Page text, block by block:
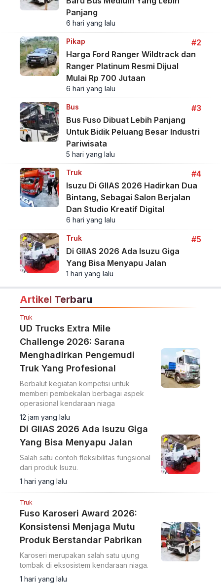
Panjang
6 hari yang lalu
Pikap
#2
Harga Ford Ranger Wildtrack dan
Ranger Platinum Resmi Dijual
Mulai Rp 700 Jutaan
6 hari yang lalu
Bus
#3
Bus Fuso Dibuat Lebih Panjang
Untuk Bidik Peluang Besar Industri
Pariwisata
5 hari yang lalu
Truk
#4
Isuzu Di GIIAS 2026 Hadirkan Dua
Bintang, Sebagai Salon Berjalan
Dan Studio Kreatif Digital
6 hari yang lalu
Truk
#5
Di GIIAS 2026 Ada Isuzu Giga
Yang Bisa Menyapu Jalan
1 hari yang lalu
Artikel Terbaru
Truk
UD Trucks Extra Mile
Challenge 2026: Sarana
Menghadirkan Pengemudi
Truk Yang Profesional
Berbalut kegiatan kompetisi untuk
memberi pembekalan berbagai aspek
operasional kendaraan niaga
12 jam yang lalu
Di GIIAS 2026 Ada Isuzu Giga
Yang Bisa Menyapu Jalan
Salah satu contoh fleksibilitas fungsional
dari produk Isuzu.
1 hari yang lalu
Truk
Fuso Karoseri Award 2026:
Konsistensi Menjaga Mutu
Produk Berstandar Pabrikan
Karoseri merupakan salah satu ujung
tombak di eksosistem kendaraan niaga.
1 hari yang lalu